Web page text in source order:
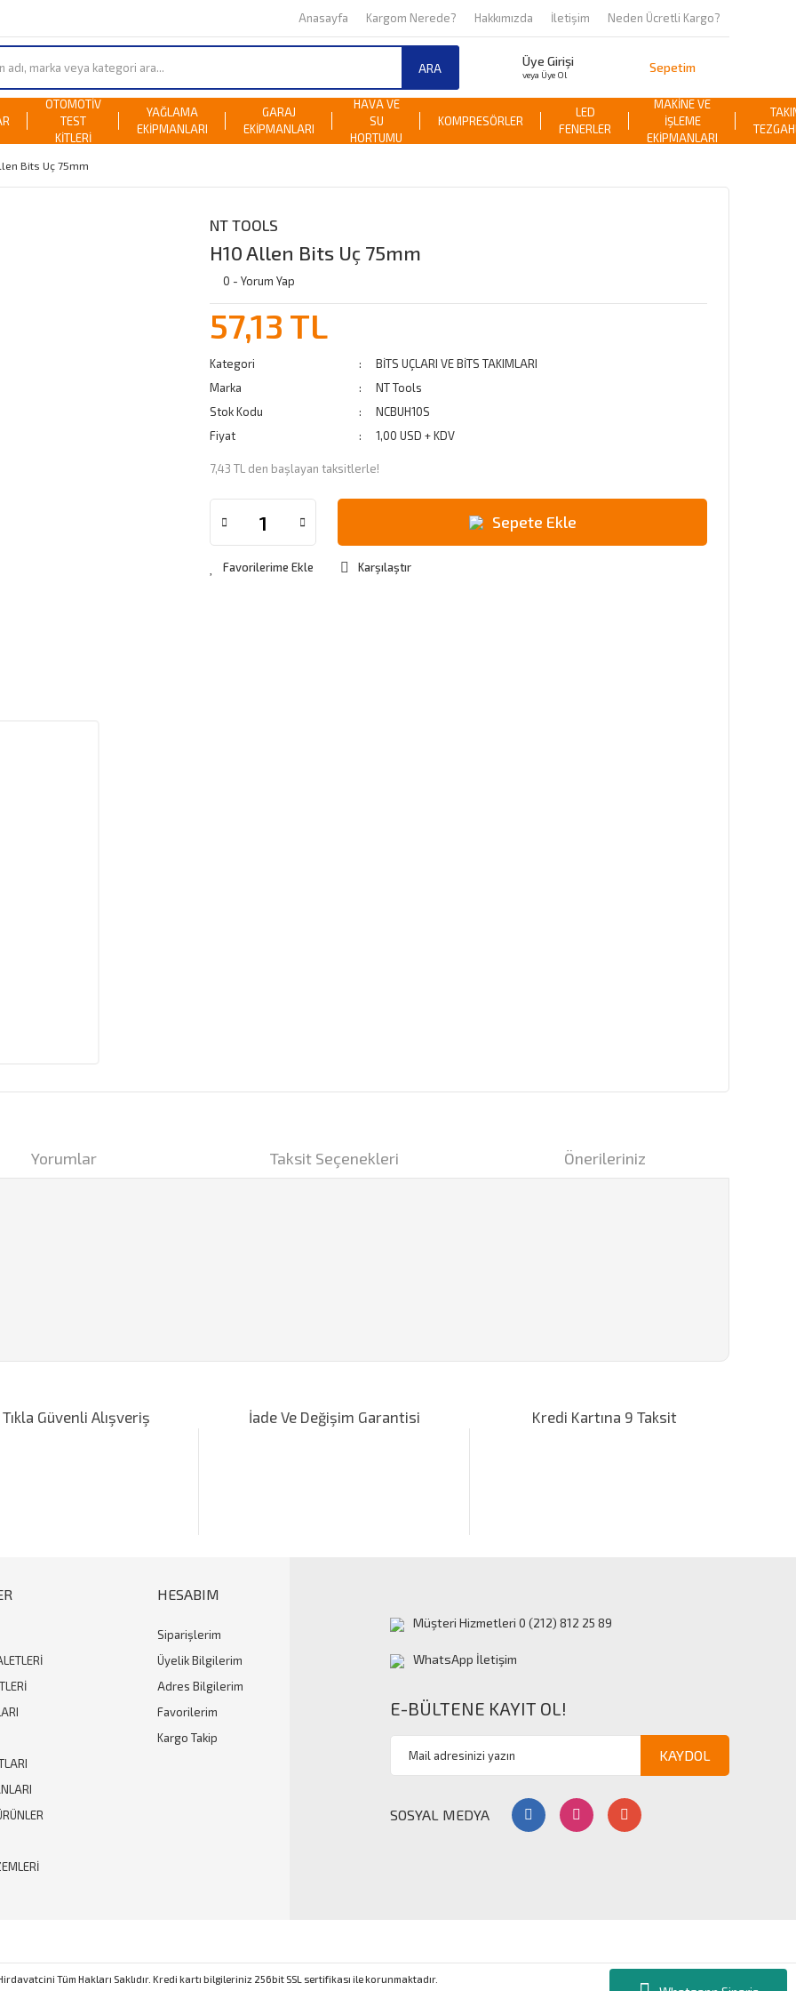
Anasayfa Kargom Nerede? Hakkımızda İletişim Neden Ücretli Kargo?
ARA Üye Girişi
veya Üye Ol Sepetim
OTOMOTİV
TEST
KİTLERİ
YAĞLAMA
EKİPMANLARI
GARAJ
EKİPMANLARI
HAVA VE
SU
HORTUMU
KOMPRESÖRLER
LED
FENERLER
MAKİNE VE
İŞLEME
EKİPMANLARI
Bits Uç 75mm
NT TOOLS
H10 Allen Bits Uç 75mm
0 - Yorum Yap
57,13 TL
Kategori
BİTS UÇLARI VE BİTS TAKIMLARI
Marka
NT Tools
Stok Kodu
NCBUH10S
Fiyat
1,00 USD + KDV
7,43 TL den başlayan taksitlerle!
Sepete Ekle
Karşılaştır
Yorumlar Taksit Seçenekleri Önerileriniz
Gönder
Tıkla Güvenli Alışveriş İade Ve Değişim Garantisi Kredi Kartına 9 Taksit
HESABIM
Siparişlerim
Üyelik Bilgilerim
Adres Bilgilerim
Favorilerim
Kargo Takip
Müşteri Hizmetleri 0 (212) 812 25 89
WhatsApp İletişim
E-BÜLTENE KAYIT OL!
KAYDOL
SOSYAL MEDYA
Tüm Hakları Saklıdır. Kredi kartı bilgileriniz 256bit SSL sertifikası ile korunmaktadır.